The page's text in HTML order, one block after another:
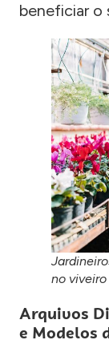
beneficiar o
no
Arquivos
e Modelos